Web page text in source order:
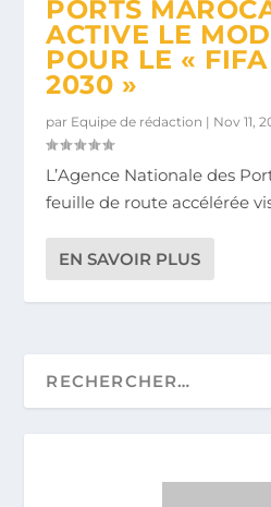
PORTS
ACTIVE LE
POUR LE «
2030 »
par Equipe de rédaction | Nov 11,
L’Agence Nationale des
feuille de route accélérée
EN SAVOIR PLUS